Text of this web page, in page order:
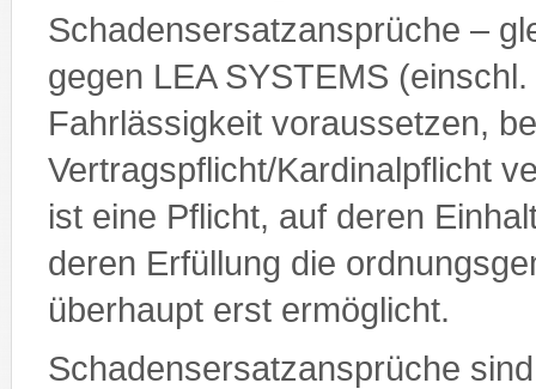
Schadensersatzansprüche –
gegen LEA SYSTEMS
Fahrlässigkeit voraussetzen,
Vertragspflicht/Kardinalpflicht
ist eine Pflicht, auf deren
deren Erfüllung die
überhaupt erst ermöglicht.
Schadensersatzansprüche